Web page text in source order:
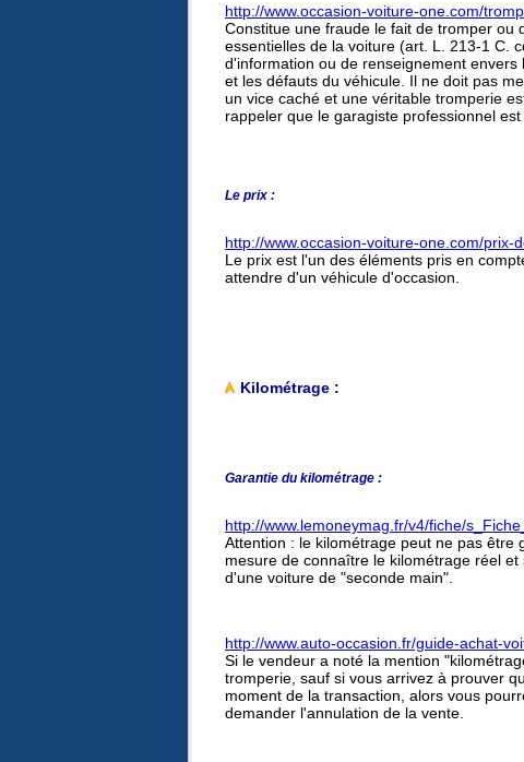
http://www.occasion-voiture-one.com/
Constitue une fraude le fait de tromper ou
essentielles de la voiture (art. L. 213-1 C.
d'information ou de renseignement
et les défauts du véhicule. Il ne doit pas
un vice caché et une véritable tromperie
rappeler que le garagiste professionnel
Le prix :
http://www.occasion-voiture-one.com/prix-
Le prix est l'un des éléments pris en
attendre d'un véhicule d'occasion.
Kilométrage :
Garantie du kilométrage :
http://www.lemoneymag.fr/v4/fiche/
Attention : le kilométrage peut ne pas être
mesure de connaître le kilométrage réel
d'une voiture de "seconde main".
http://www.auto-occasion.fr/guide-achat-
Si le vendeur a noté la mention
tromperie, sauf si vous arrivez à prouver
moment de la transaction, alors vous
demander l'annulation de la vente.